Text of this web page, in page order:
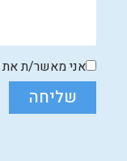
אני מאשר/ת את
שליחה